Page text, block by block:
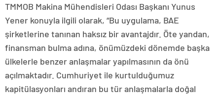
TMMOB Makina Mühendisleri Odası Başkanı Yunus
Yener konuyla ilgili olarak, “Bu uygulama, BAE
şirketlerine tanınan haksız bir avantajdır. Öte yandan,
finansman bulma adına, önümüzdeki dönemde başka
ülkelerle benzer anlaşmalar yapılmasının da önü
açılmaktadır. Cumhuriyet ile kurtulduğumuz
kapitülasyonları andıran bu tür anlaşmalarla doğal